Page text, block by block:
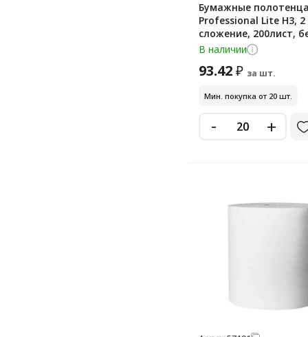
Бумажные
Professional Lite H3, 2
сложение, 200лист,
V22-200
В наличии
93.42₽ за шт.
Мин. покупка от 20 шт.
- +